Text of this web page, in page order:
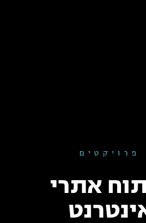
פרויקטים
אתרי